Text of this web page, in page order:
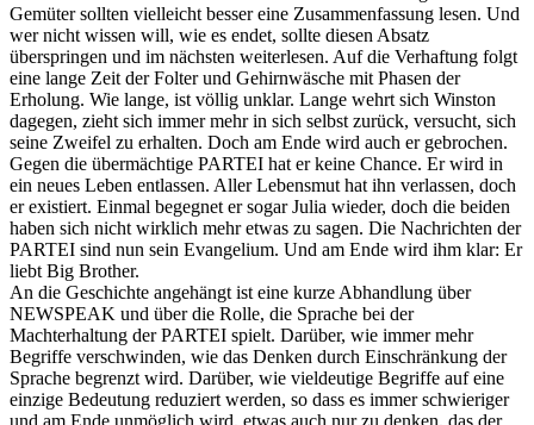
Gemüter sollten vielleicht besser eine Zusammenfassung lesen. Und
wer nicht wissen will, wie es endet, sollte diesen Absatz
überspringen und im nächsten weiterlesen. Auf die Verhaftung folgt
eine lange Zeit der Folter und Gehirnwäsche mit Phasen der
Erholung. Wie lange, ist völlig unklar. Lange wehrt sich Winston
dagegen, zieht sich immer mehr in sich selbst zurück, versucht, sich
seine Zweifel zu erhalten. Doch am Ende wird auch er gebrochen.
Gegen die übermächtige PARTEI hat er keine Chance. Er wird in
ein neues Leben entlassen. Aller Lebensmut hat ihn verlassen, doch
er existiert. Einmal begegnet er sogar Julia wieder, doch die beiden
haben sich nicht wirklich mehr etwas zu sagen. Die Nachrichten der
PARTEI sind nun sein Evangelium. Und am Ende wird ihm klar: Er
liebt Big Brother.
An die Geschichte angehängt ist eine kurze Abhandlung über
NEWSPEAK und über die Rolle, die Sprache bei der
Machterhaltung der PARTEI spielt. Darüber, wie immer mehr
Begriffe verschwinden, wie das Denken durch Einschränkung der
Sprache begrenzt wird. Darüber, wie vieldeutige Begriffe auf eine
einzige Bedeutung reduziert werden, so dass es immer schwieriger
und am Ende unmöglich wird, etwas auch nur zu denken, das der